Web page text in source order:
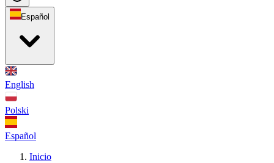
Español
English
Polski
Español
Inicio